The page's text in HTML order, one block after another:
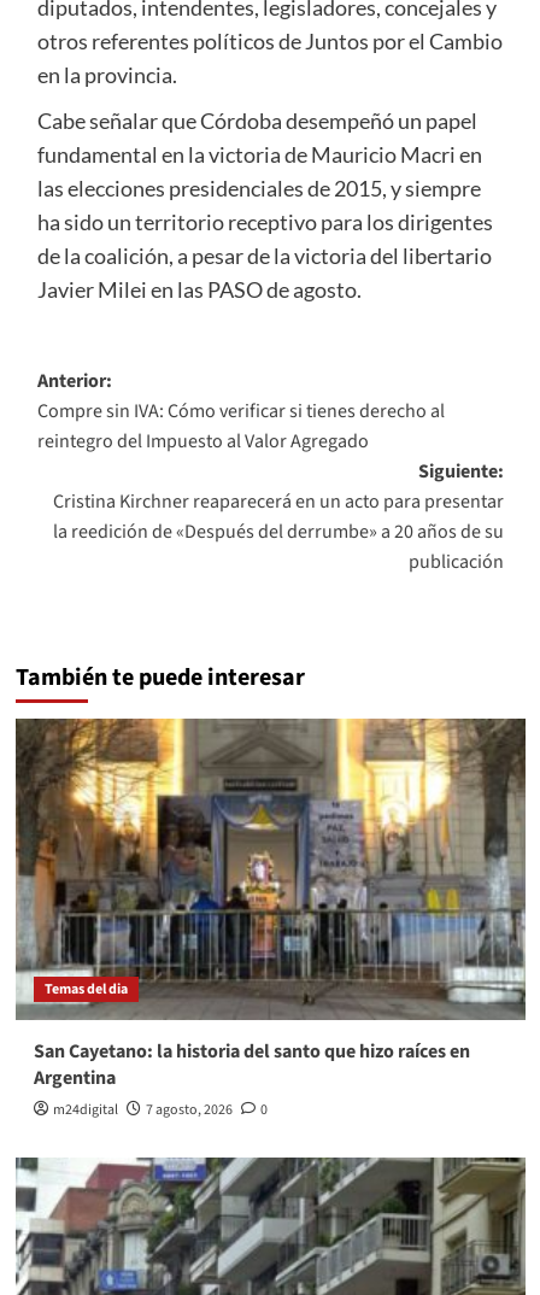
diputados, intendentes, legisladores, concejales y
otros referentes políticos de Juntos por el Cambio
en la provincia.
Cabe señalar que Córdoba desempeñó un papel
fundamental en la victoria de Mauricio Macri en
las elecciones presidenciales de 2015, y siempre
ha sido un territorio receptivo para los dirigentes
de la coalición, a pesar de la victoria del libertario
Javier Milei en las PASO de agosto.
Navegación
de
entradas
Anterior:
Compre sin IVA: Cómo verificar si tienes derecho al
reintegro del Impuesto al Valor Agregado
Siguiente:
Cristina Kirchner reaparecerá en un acto para presentar
la reedición de «Después del derrumbe» a 20 años de su
publicación
También te puede interesar
Temas del dia
San Cayetano: la historia del santo que hizo raíces en
Argentina
m24digital 7 agosto, 2026 0